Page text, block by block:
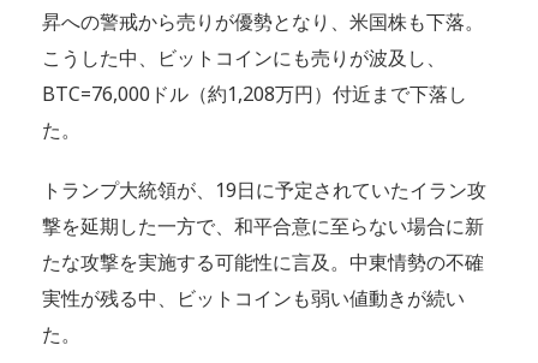
昇への警戒から売りが優勢となり、米国株も下落。
こうした中、ビットコインにも売りが波及し、
BTC=76,000ドル（約1,208万円）付近まで下落し
た。
トランプ大統領が、19日に予定されていたイラン攻
撃を延期した一方で、和平合意に至らない場合に新
たな攻撃を実施する可能性に言及。中東情勢の不確
実性が残る中、ビットコインも弱い値動きが続い
た。